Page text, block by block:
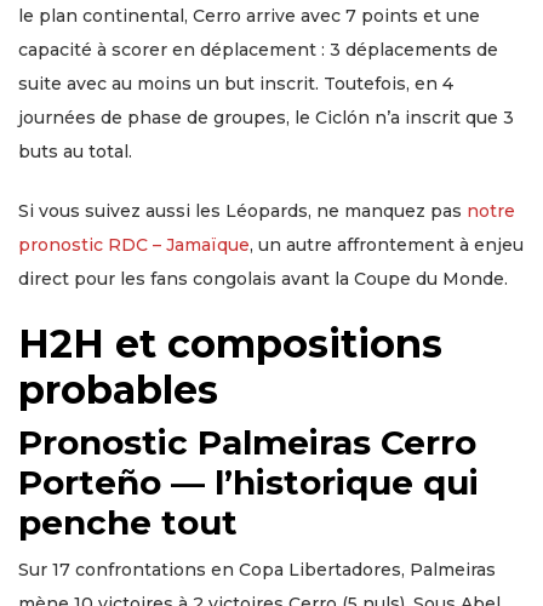
le plan continental, Cerro arrive avec 7 points et une
capacité à scorer en déplacement : 3 déplacements de
suite avec au moins un but inscrit. Toutefois, en 4
journées de phase de groupes, le Ciclón n’a inscrit que 3
buts au total.
Si vous suivez aussi les Léopards, ne manquez pas notre
pronostic RDC – Jamaïque, un autre affrontement à enjeu
direct pour les fans congolais avant la Coupe du Monde.
H2H et compositions
probables
Pronostic Palmeiras Cerro
Porteño — l’historique qui
penche tout
Sur 17 confrontations en Copa Libertadores, Palmeiras